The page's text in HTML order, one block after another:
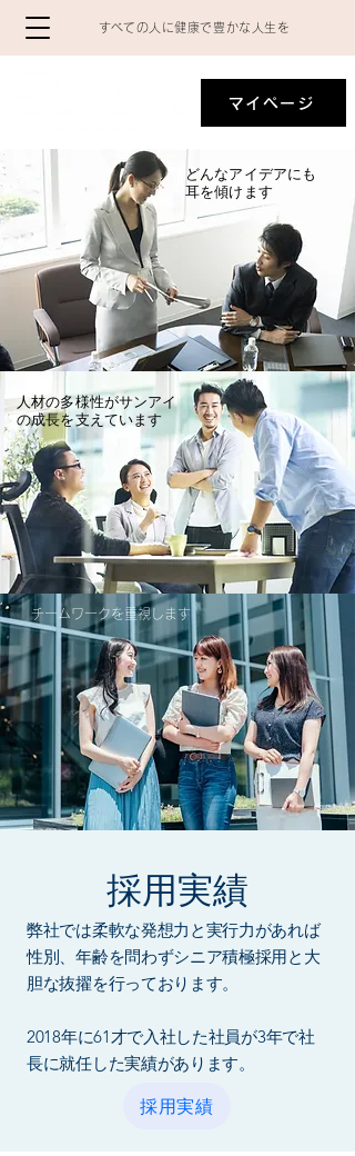
​すべての人に健康で豊かな人生を
マイページ
​どんなアイデアにも
耳を傾けます
​人材の多様性がサンアイ
の成長を支えています
​採用実績
​弊社では柔軟な発想力と実行力があれば
性別、年齢を問わずシニア積極採用と大
胆な抜擢を行っております。
2018年に61才で入社した社員が3年で社
長に就任した実績があります。
採用実績
​チームワークを重視します